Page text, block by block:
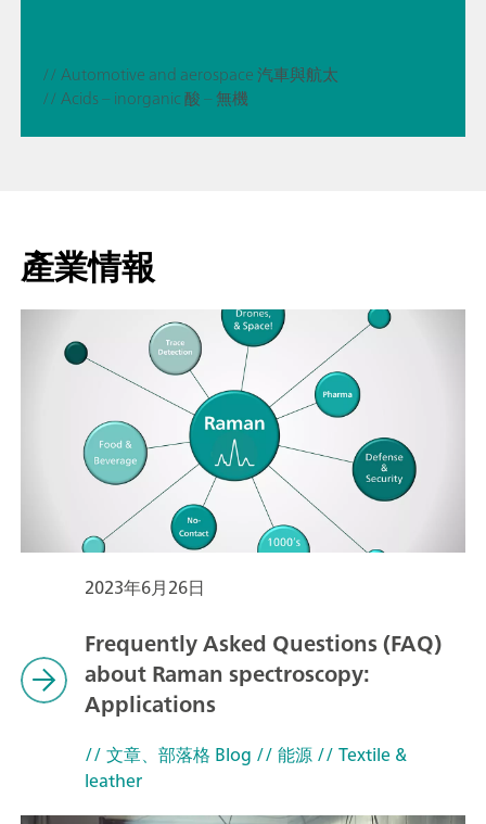
// Automotive and aerospace 汽車與航太
// Acids – inorganic 酸 – 無機
產業情報
2023年6月26日
Frequently Asked Questions (FAQ)
about Raman spectroscopy:
Applications
// 文章、部落格 Blog // 能源// Textile &
leather